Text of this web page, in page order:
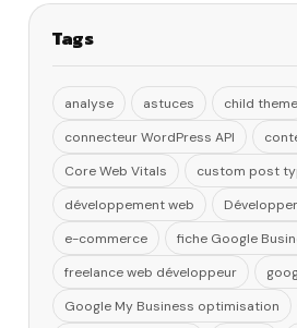
Tags
analyse astuces child theme
connecteur WordPress API
Core Web Vitals
custom post
développement web
e-commerce
fiche Google
freelance web développeur
Google My Business optimisation